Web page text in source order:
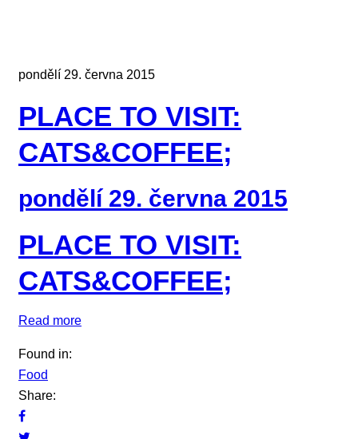
pondělí 29. června 2015
PLACE TO VISIT:
CATS&COFFEE;
pondělí 29. června 2015
PLACE TO VISIT:
CATS&COFFEE;
Read more
Found in:
Food
Share: